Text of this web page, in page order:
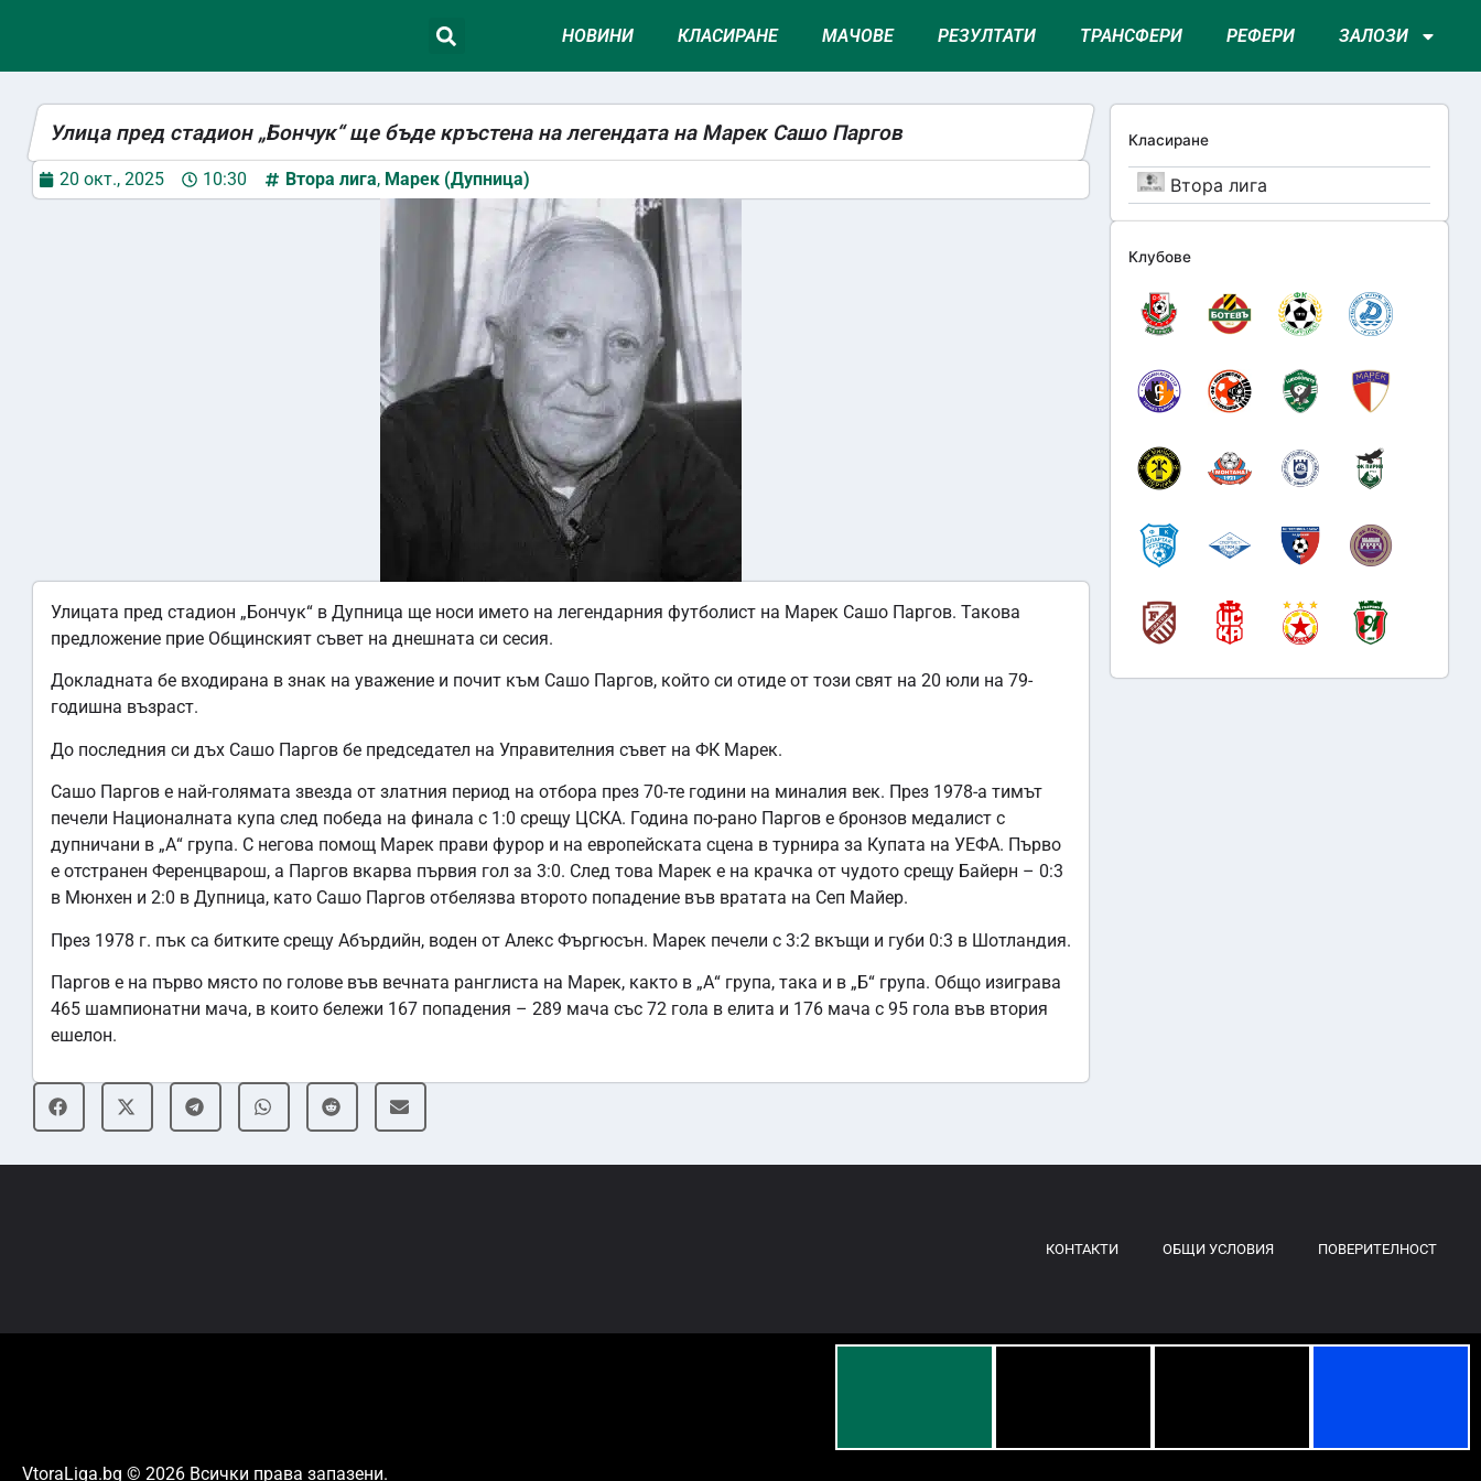
НОВИНИ КЛАСИРАНЕ МАЧОВЕ РЕЗУЛТАТИ ТРАНСФЕРИ РЕФЕРИ ЗАЛОЗИ
Класиране
Втора лига
Клубове
Улица пред стадион „Бончук“ ще бъде кръстена на легендата на Марек Сашо Паргов
20 окт., 2025 10:30 Втора лига, Марек (Дупница)
Улицата пред стадион „Бончук“ в Дупница ще носи името на легендарния футболист на Марек Сашо Паргов. Такова
предложение прие Общинският съвет на днешната си сесия.
Докладната бе входирана в знак на уважение и почит към Сашо Паргов, който си отиде от този свят на 20 юли на 79-
годишна възраст.
До последния си дъх Сашо Паргов бе председател на Управителния съвет на ФК Марек.
Сашо Паргов е най-голямата звезда от златния период на отбора през 70-те години на миналия век. През 1978-а тимът
печели Националната купа след победа на финала с 1:0 срещу ЦСКА. Година по-рано Паргов е бронзов медалист с
дупничани в „А“ група. С негова помощ Марек прави фурор и на европейската сцена в турнира за Купата на УЕФА. Първо
е отстранен Ференцварош, а Паргов вкарва първия гол за 3:0. След това Марек е на крачка от чудото срещу Байерн – 0:3
в Мюнхен и 2:0 в Дупница, като Сашо Паргов отбелязва второто попадение във вратата на Сеп Майер.
През 1978 г. пък са битките срещу Абърдийн, воден от Алекс Фъргюсън. Марек печели с 3:2 вкъщи и губи 0:3 в Шотландия.
Паргов е на първо място по голове във вечната ранглиста на Марек, както в „А“ група, така и в „Б“ група. Общо изиграва
465 шампионатни мача, в които бележи 167 попадения – 289 мача със 72 гола в елита и 176 мача с 95 гола във втория
ешелон.
КОНТАКТИ ОБЩИ УСЛОВИЯ ПОВЕРИТЕЛНОСТ
VtoraLiga.bg © 2026 Всички права запазени.